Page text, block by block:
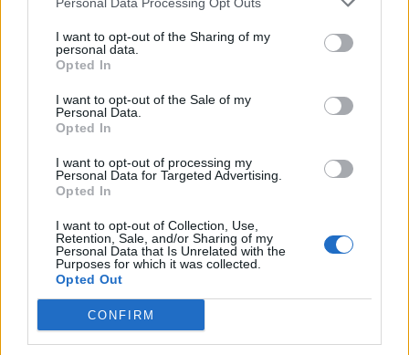
I want to opt-out of the Sharing of my
personal data.
Opted In
I want to opt-out of the Sale of my
Personal Data.
Opted In
I want to opt-out of processing my
Personal Data for Targeted Advertising.
Opted In
I want to opt-out of Collection, Use,
Retention, Sale, and/or Sharing of my
Personal Data that Is Unrelated with the
Purposes for which it was collected.
Opted Out
CONFIRM